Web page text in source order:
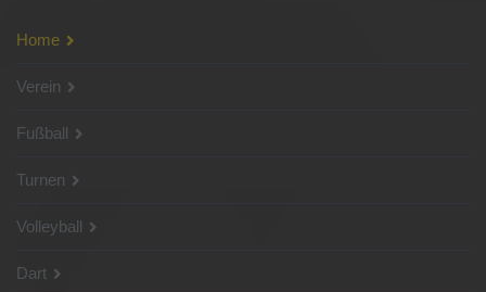
Home
Verein
Fußball
Turnen
Volleyball
Dart